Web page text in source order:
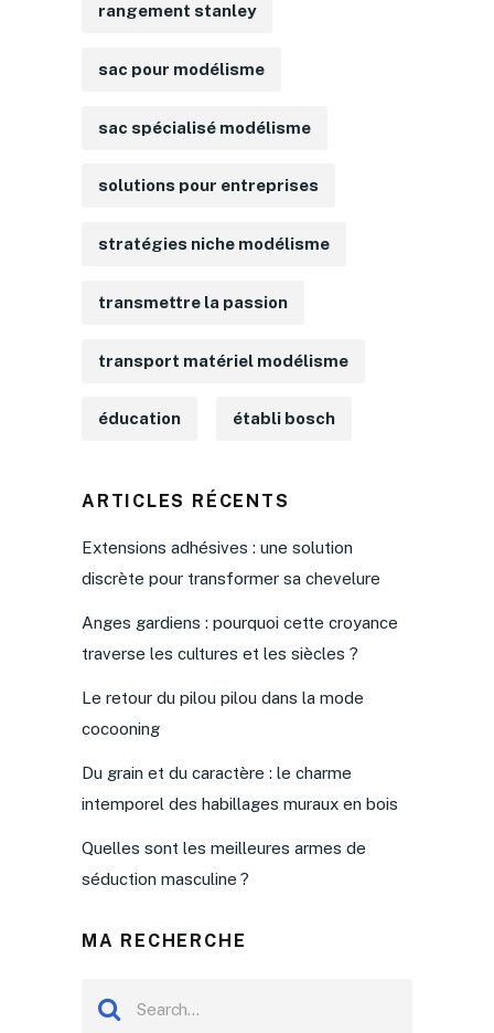
rangement stanley
sac pour modélisme
sac spécialisé modélisme
solutions pour entreprises
stratégies niche modélisme
transmettre la passion
transport matériel modélisme
éducation établi bosch
ARTICLES RÉCENTS
Extensions adhésives : une solution
discrète pour transformer sa chevelure
Anges gardiens : pourquoi cette croyance
traverse les cultures et les siècles ?
Le retour du pilou pilou dans la mode
cocooning
Du grain et du caractère : le charme
intemporel des habillages muraux en bois
Quelles sont les meilleures armes de
séduction masculine ?
MA RECHERCHE